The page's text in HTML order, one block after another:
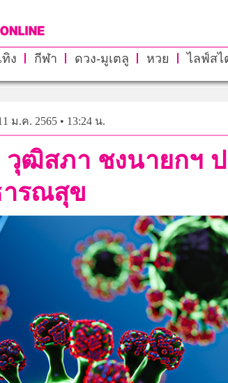
ง กีฬา ดวง-มูเตลู หวย ไลฟ์สไ
ม.ค. 2565 • 13:24 น.
ฒิสภา ชงนายกฯ
ารณสุข